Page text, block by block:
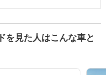
を見た人はこんな車と